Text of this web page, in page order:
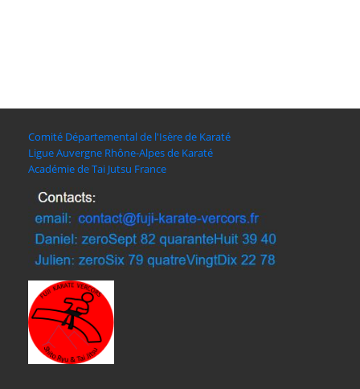
Comité Départemental de l'Isère de Karaté
Ligue Auvergne Rhône-Alpes de Karaté
Académie de Tai Jutsu France